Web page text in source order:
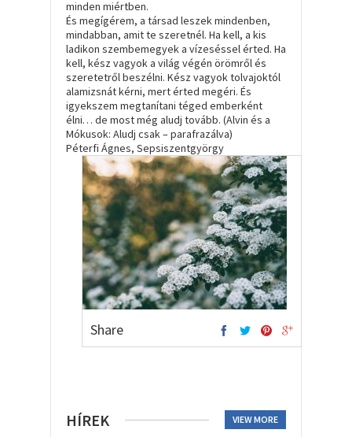
minden miértben.
És megígérem, a társad leszek mindenben,
mindabban, amit te szeretnél. Ha kell, a kis
ladikon szembemegyek a vízeséssel érted. Ha
kell, kész vagyok a világ végén örömről és
szeretetről beszélni. Kész vagyok tolvajoktól
alamizsnát kérni, mert érted megéri. És
igyekszem megtanítani téged emberként
élni… de most még aludj tovább. (Alvin és a
Mókusok: Aludj csak – parafrazálva)
Péterfi Ágnes, Sepsiszentgyörgy
Share
HÍREK VIEW MORE